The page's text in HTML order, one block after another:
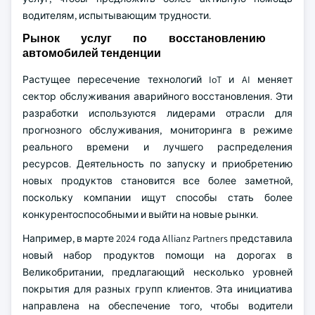
водителям, испытывающим трудности.
Рынок услуг по восстановлению
автомобилей тенденции
Растущее пересечение технологий IoT и AI меняет
сектор обслуживания аварийного восстановления. Эти
разработки используются лидерами отрасли для
прогнозного обслуживания, мониторинга в режиме
реального времени и лучшего распределения
ресурсов. Деятельность по запуску и приобретению
новых продуктов становится все более заметной,
поскольку компании ищут способы стать более
конкурентоспособными и выйти на новые рынки.
Например, в марте 2024 года Allianz Partners представила
новый набор продуктов помощи на дорогах в
Великобритании, предлагающий несколько уровней
покрытия для разных групп клиентов. Эта инициатива
направлена на обеспечение того, чтобы водители